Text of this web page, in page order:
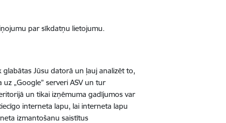
par sīkdatņu lietojumu.
Jūsu datorā un ļauj analizēt to,
„Google” serveri ASV un tur
un tikai izņēmuma gadījumos var
interneta lapu, lai interneta lapu
izmantošanu saistītus